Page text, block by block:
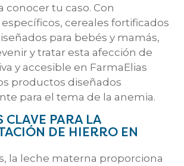
conocer tu caso. Con
cereales fortificados
para bebés y mamás,
y tratar esta afección de
y accesible en FarmaElias
productos diseñados
para el tema de la anemia.
CLAVE PARA LA
DE HIERRO EN
la leche materna proporciona